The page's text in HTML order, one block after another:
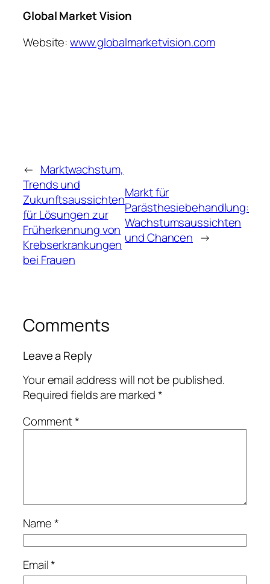
Global Market Vision
Website:www.globalmarketvision.com
← Marktwachstum,
Trends und
Zukunftsaussichten
für Lösungen zur
Früherkennung von
Krebserkrankungen
bei Frauen
Markt für
Parästhesiebehandlung:
Wachstumsaussichten
und Chancen →
Comments
Leave a Reply
Your email address will not be published.
Required fields are marked*
Comment*
Name*
Email*